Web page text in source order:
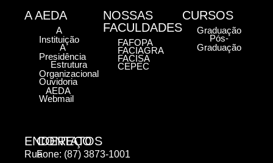
ENDEREÇO
Rua
CONTATOS
Fone: (87) 3873-1001
A AEDA
A
Instituição
A
Presidência
Estrutura
Organizacional
Ouvidoria
AEDA
Webmail
NOSSAS
FACULDADES
FAFOPA
FACIAGRA
FACISA
CEPEC
CURSOS
Graduação
Pós-
Graduação